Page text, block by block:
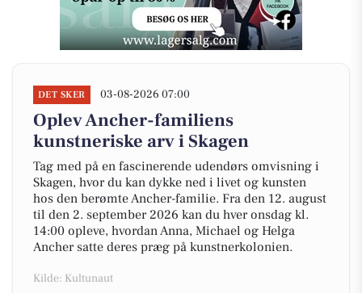
DET SKER 03-08-2026 07:00
Oplev Ancher-familiens
kunstneriske arv i Skagen
Tag med på en fascinerende udendørs omvisning i
Skagen, hvor du kan dykke ned i livet og kunsten
hos den berømte Ancher-familie. Fra den 12. august
til den 2. september 2026 kan du hver onsdag kl.
14:00 opleve, hvordan Anna, Michael og Helga
Ancher satte deres præg på kunstnerkolonien.
Kilde: Kultunaut